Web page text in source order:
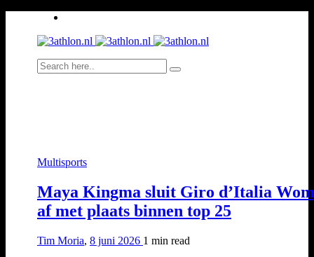
Multisports
Maya Kingma sluit Giro d’Italia
af met plaats binnen top 25
Tim Moria, 8 juni 2026 1 min read